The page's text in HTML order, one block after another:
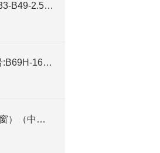
双色水位计 型号:SX933-B49-2.5-400库号：M22793的简单介绍
无盲区双色水位计型号:B69H-16/2-W库号：M334289devil技术参数
无盲区双色水位计（5窗）（中西器材） 型号:ZHTC-SMW22-6的技术介绍